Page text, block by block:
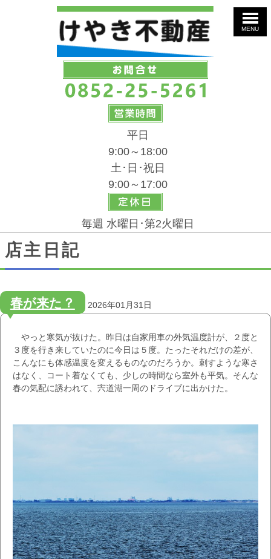
MENU
平日
9:00～18:00
土･日･祝日
9:00～17:00
毎週 水曜日･第2火曜日
店主日記
春が来た？ 2026年01月31日
やっと寒気が抜けた。昨日は自家用車の外気温度計が、２度と
３度を行き来していたのに今日は５度。たったそれだけの差が、
こんなにも体感温度を変えるものなのだろうか。刺すような寒さ
はなく、コート着なくても、少しの時間なら室外も平気。そんな
春の気配に誘われて、宍道湖一周のドライブに出かけた。